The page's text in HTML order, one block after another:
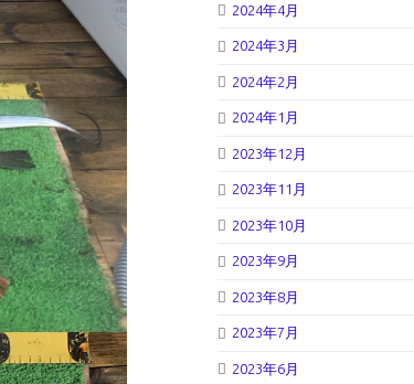
2024年4月
2024年3月
2024年2月
2024年1月
2023年12月
2023年11月
2023年10月
2023年9月
2023年8月
2023年7月
2023年6月